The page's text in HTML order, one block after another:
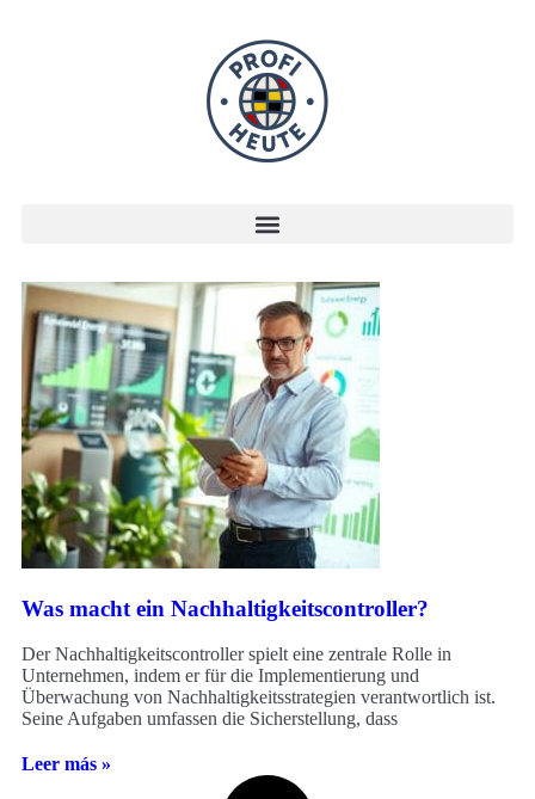
Was macht ein Nachhaltigkeitscontroller?
Der Nachhaltigkeitscontroller spielt eine zentrale Rolle in
Unternehmen, indem er für die Implementierung und
Überwachung von Nachhaltigkeitsstrategien verantwortlich ist.
Seine Aufgaben umfassen die Sicherstellung, dass
Leer más »